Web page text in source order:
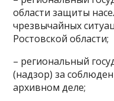
области защиты
чрезвычайных
Ростовской области;
– региональный
(надзор) за
архивном деле;